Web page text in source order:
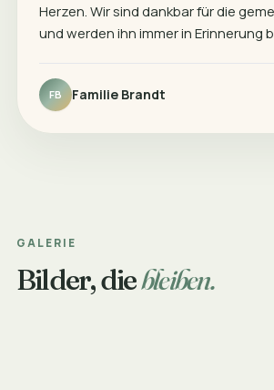
Herzen. Wir sind dankbar für die
und werden ihn immer in Erinnerung
FB Familie Brandt
GALERIE
Bilder, diebleiben.